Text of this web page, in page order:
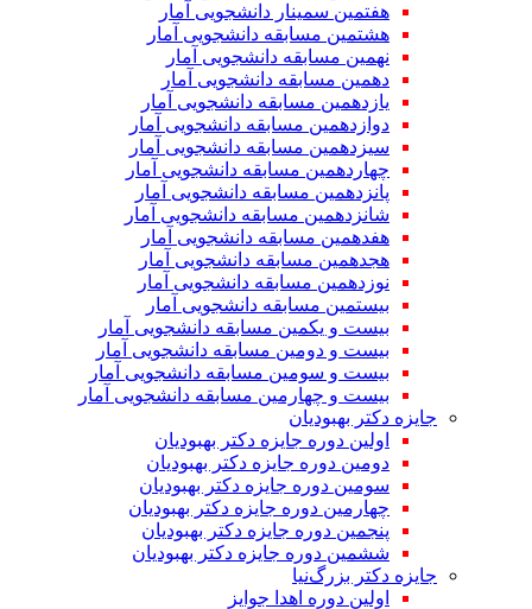
هفتمین سمینار دانشجویی آمار
هشتمین مسابقه دانشجویی آمار
نهمین مسابقه دانشجویی آمار
دهمین مسابقه دانشجویی آمار
یازدهمین مسابقه دانشجویی آمار
دوازدهمین مسابقه دانشجویی آمار
سیزدهمین مسابقه دانشجویی آمار
چهاردهمین مسابقه دانشجویی آمار
پانزدهمین مسابقه دانشجویی آمار
شانزدهمین مسابقه دانشجویی آمار
هفدهمین مسابقه دانشجویی آمار
هجدهمین مسابقه دانشجویی آمار
نوزدهمین مسابقه دانشجویی آمار
بیستمین مسابقه دانشجویی آمار
بیست و یکمین مسابقه دانشجویی آمار
بیست و دومین مسابقه دانشجویی آمار
بیست و سومین مسابقه دانشجویی آمار
بیست و چهارمین مسابقه دانشجویی آمار
جایزه دکتر بهبودیان
اولین دوره جایزه دکتر بهبودیان
دومین دوره جایزه دکتر بهبودیان
سومین دوره جایزه دکتر بهبودیان
چهارمین دوره جایزه دکتر بهبودیان
پنجمین دوره جایزه دکتر بهبودیان
ششمین دوره جایزه دکتر بهبودیان
جایزه دکتر بزرگ‌نیا
اولین دوره اهدا جوایز